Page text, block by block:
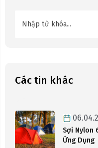
Các tin khác
Sợi Nylon
Ứng Dụng